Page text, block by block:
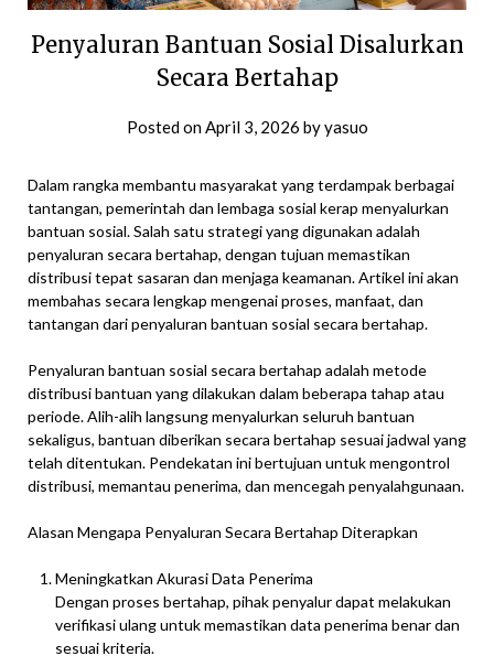
Penyaluran Bantuan Sosial Disalurkan
Secara Bertahap
Posted onApril 3, 2026 byyasuo
Dalam rangka membantu masyarakat yang terdampak berbagai
tantangan, pemerintah dan lembaga sosial kerap menyalurkan
bantuan sosial. Salah satu strategi yang digunakan adalah
penyaluran secara bertahap, dengan tujuan memastikan
distribusi tepat sasaran dan menjaga keamanan. Artikel ini akan
membahas secara lengkap mengenai proses, manfaat, dan
tantangan dari penyaluran bantuan sosial secara bertahap.
Penyaluran bantuan sosial secara bertahap adalah metode
distribusi bantuan yang dilakukan dalam beberapa tahap atau
periode. Alih-alih langsung menyalurkan seluruh bantuan
sekaligus, bantuan diberikan secara bertahap sesuai jadwal yang
telah ditentukan. Pendekatan ini bertujuan untuk mengontrol
distribusi, memantau penerima, dan mencegah penyalahgunaan.
Alasan Mengapa Penyaluran Secara Bertahap Diterapkan
Meningkatkan Akurasi Data Penerima
Dengan proses bertahap, pihak penyalur dapat melakukan
verifikasi ulang untuk memastikan data penerima benar dan
sesuai kriteria.